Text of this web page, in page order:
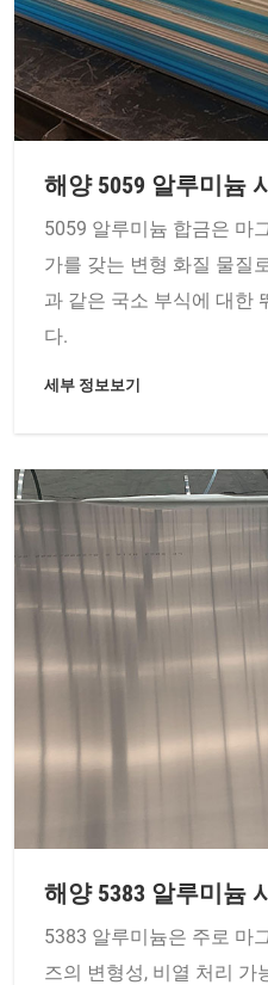
해양 5059 알루미늄
5059 알루미늄 합금은 마그네슘과 크롬의 독특한 첨
가를 갖는 변형 화질 물질
과 같은 국소 부식에 대한
다.
세부 정보보기
해양 5383 알루미늄
5383 알루미늄은 주로 마그네슘과 합금 된 5xxx 시리
즈의 변형성, 비열 처리 가